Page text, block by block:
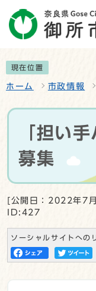
現在位置
ホーム 市政情報
「担い
募集
[公開日：2022年7
ID:427
ソーシャルサイトへの